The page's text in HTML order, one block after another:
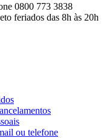
0800 773 3838
feriados das 8h às 20h
ou telefone